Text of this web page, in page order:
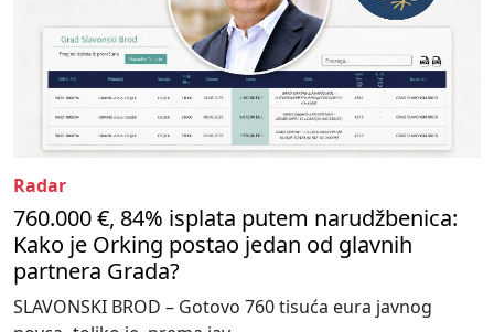
Radar
760.000 €, 84% isplata putem narudžbenica:
Kako je Orking postao jedan od glavnih
partnera Grada?
SLAVONSKI BROD – Gotovo 760 tisuća eura javnog